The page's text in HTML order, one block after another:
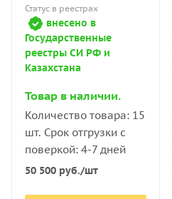
Статус в реестрах
внесено в
Государственные
реестры СИ РФ и
Казахстана
Товар в наличии.
Количество товара: 15
шт. Срок отгрузки с
поверкой: 4-7 дней
50 500 руб./шт